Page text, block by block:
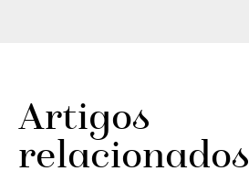
Artigos
relacionados